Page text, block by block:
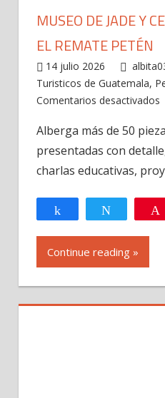
MUSEO DE JADE Y
EL REMATE PETÉN
14 julio 2026
Turisticos de Guatemala,
Comentarios desactivados
y
Alberga más de 50
presentadas con
charlas educativas,
Compartir Twittear
Continue reading »